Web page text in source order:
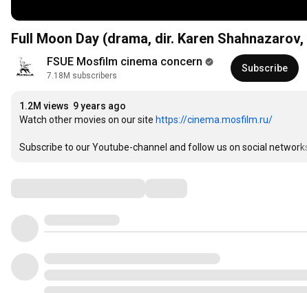
Full Moon Day (drama, dir. Karen Shahnazarov,
FSUE Mosfilm cinema concern
7.18M subscribers
Subscribe
1.2M views 9 years ago
Watch other movies on our site https://cinema.mosfilm.ru/
Subscribe to our Youtube-channel and follow us on social